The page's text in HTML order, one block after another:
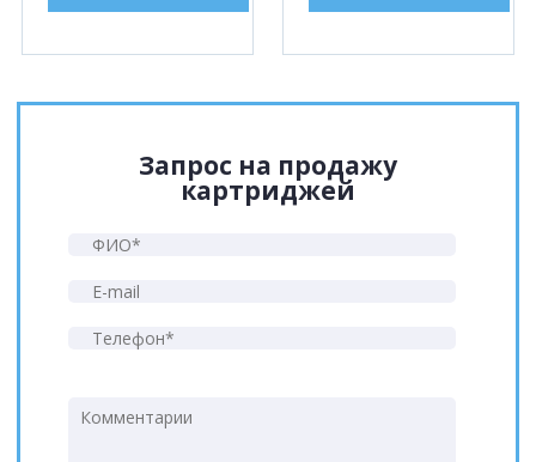
Запрос на продажу
картриджей